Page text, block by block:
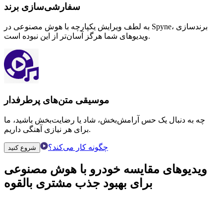
سفارشی‌سازی برند
به لطف ویرایش یکپارچه با هوش مصنوعی در Spyne، برندسازی
ویدیوهای شما هرگز آسان‌تر از این نبوده است.
موسیقی متن‌های پرطرفدار
چه به دنبال یک حس آرامش‌بخش، شاد یا رضایت‌بخش باشید، ما
برای هر نیازی آهنگی داریم.
شروع کنید چگونه کار می‌کند؟
ویدیوهای مقایسه خودرو با هوش مصنوعی
برای بهبود جذب مشتری بالقوه